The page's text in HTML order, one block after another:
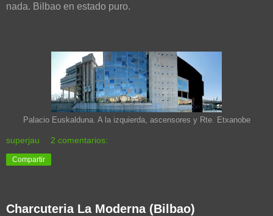
nada. Bilbao en estado puro.
Palacio Euskalduna. A la izquierda, ascensores y Rte. Etxanobe
superjau 2 comentarios:
Compartir
Charcuteria La Moderna (Bilbao)